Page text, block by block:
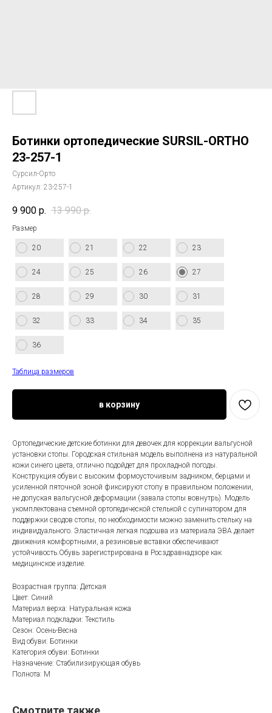
Ботинки ортопедические SURSIL-ORTHO
23-257-1
Сурсил-Орто
Артикул: 23-257-1
9 900 р. 13 990 р.
Размер
20 21 22 23
24 25 26 27
28 29 30 31
32 33 34 35
36
Таблица размеров
в корзину
Ортопедические детские ботинки для девочек для коррекции вальгусной
установки стопы. Городская стильная модель выполнена из натуральной
кожи синего цвета, отлично подойдет для прохладной погоды.
Конструкция обуви с высоким формоусточивым задником, берцами и
усиленной пяточной зоной фиксируют стопу в правильном положении,
не допуская вальгусной деформации (завала стопы вовнутрь). Модель
укомплектована съемной ортопедической стелькой с супинатором для
поддержки сводов стопы, по необходимости можно заменить стельку на
индивидуального. Эластичная легкая подошва из материала ЭВА делает
движения комфортными, а резиновые вставки обеспечивают
устойчивость.Обувь зарегистрирована в Росздравнадзоре как
медицинское изделие.
Возрастная группа: Детская
Цвет: Синий
Материал верха: Натуральная кожа
Материал подкладки: Текстиль
Сезон: Осень-Весна
Вид обуви: Ботинки
Категория обуви: Ботинки
Назначение: Стабилизирующая обувь
Полнота: M
Смотрите также